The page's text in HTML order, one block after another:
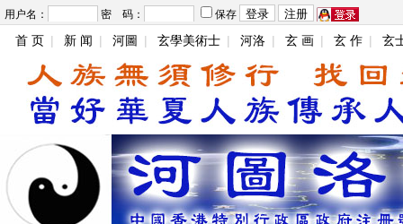
用户名： 密 码： 保存
首 页 | 新 闻 | 河圖 | 玄學美術士 | 河洛 | 玄 画 | 玄 作 | 玄